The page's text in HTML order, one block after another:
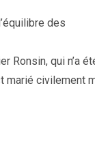
des
Ronsin, qui n’a
civilement